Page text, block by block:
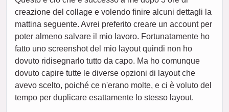
creazione del collage e volendo finire alcuni dettagli la
mattina seguente. Avrei preferito creare un account per
poter almeno salvare il mio lavoro. Fortunatamente ho
fatto uno screenshot del mio layout quindi non ho
dovuto ridisegnarlo tutto da capo. Ma ho comunque
dovuto capire tutte le diverse opzioni di layout che
avevo scelto, poiché ce n'erano molte, e ci è voluto del
tempo per duplicare esattamente lo stesso layout.